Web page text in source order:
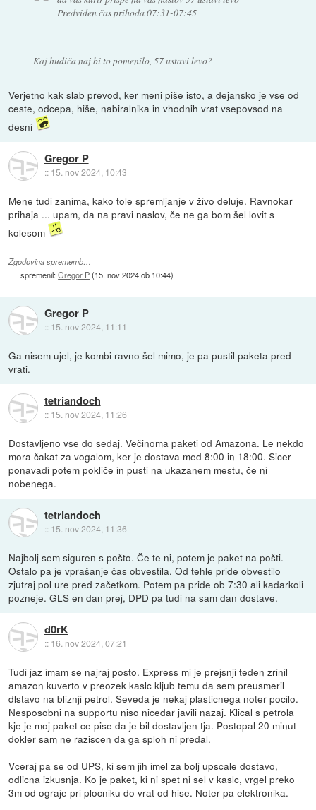
Predviden čas prihoda 07:31-07:45
Kaj hudiča naj bi to pomenilo, 57 ustavi levo?
Verjetno kak slab prevod, ker meni piše isto, a dejansko je vse od
ceste, odcepa, hiše, nabiralnika in vhodnih vrat vsepovsod na
desni
Gregor P
:: 15. nov 2024, 10:43
Mene tudi zanima, kako tole spremljanje v živo deluje. Ravnokar
prihaja ... upam, da na pravi naslov, če ne ga bom šel lovit s
kolesom
Zgodovina sprememb…
spremenil:Gregor P(15. nov 2024 ob 10:44)
Gregor P
:: 15. nov 2024, 11:11
Ga nisem ujel, je kombi ravno šel mimo, je pa pustil paketa pred
vrati.
tetriandoch
:: 15. nov 2024, 11:26
Dostavljeno vse do sedaj. Večinoma paketi od Amazona. Le nekdo
mora čakat za vogalom, ker je dostava med 8:00 in 18:00. Sicer
ponavadi potem pokliče in pusti na ukazanem mestu, če ni
nobenega.
tetriandoch
:: 15. nov 2024, 11:36
Najbolj sem siguren s pošto. Če te ni, potem je paket na pošti.
Ostalo pa je vprašanje čas obvestila. Od tehle pride obvestilo
zjutraj pol ure pred začetkom. Potem pa pride ob 7:30 ali kadarkoli
pozneje. GLS en dan prej, DPD pa tudi na sam dan dostave.
d0rK
:: 16. nov 2024, 07:21
Tudi jaz imam se najraj posto. Express mi je prejsnji teden zrinil
amazon kuverto v preozek kaslc kljub temu da sem preusmeril
dlstavo na bliznji petrol. Seveda je nekaj plasticnega noter pocilo.
Nesposobni na supportu niso nicedar javili nazaj. Klical s petrola
kje je moj paket ce pise da je bil dostavljen tja. Postopal 20 minut
dokler sam ne raziscen da ga sploh ni predal.
Vceraj pa se od UPS, ki sem jih imel za bolj upscale dostavo,
odlicna izkusnja. Ko je paket, ki ni spet ni sel v kaslc, vrgel preko
3m od ograje pri plocniku do vrat od hise. Noter pa elektronika.